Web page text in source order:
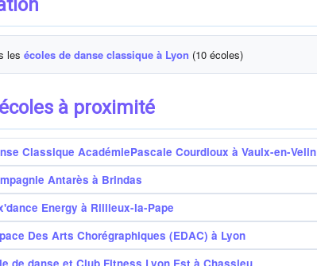
les écoles de danse classique à Lyon (10 écoles)
à proximité
Classique AcadémiePascale Courdioux à Vaulx-en-Velin
Antarès à Brindas
Energy à Rillieux-la-Pape
Des Arts Chorégraphiques (EDAC) à Lyon